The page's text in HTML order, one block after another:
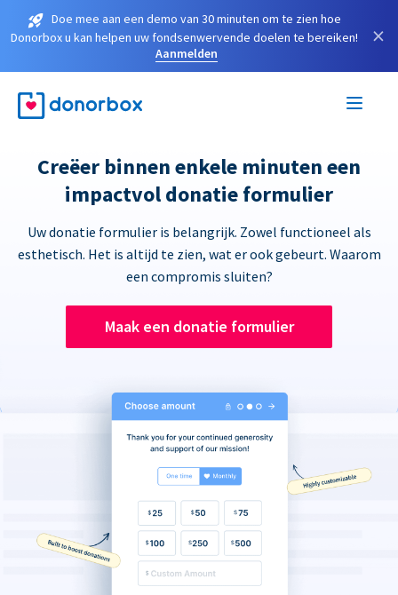
Doe mee aan een demo van 30 minuten om te zien hoe
Donorbox u kan helpen uw fondsenwervende doelen te bereiken!
Aanmelden
×
Creëer binnen enkele minuten een
impactvol donatie formulier
Uw donatie formulier is belangrijk. Zowel functioneel als
esthetisch. Het is altijd te zien, wat er ook gebeurt. Waarom
een compromis sluiten?
Maak een donatie formulier